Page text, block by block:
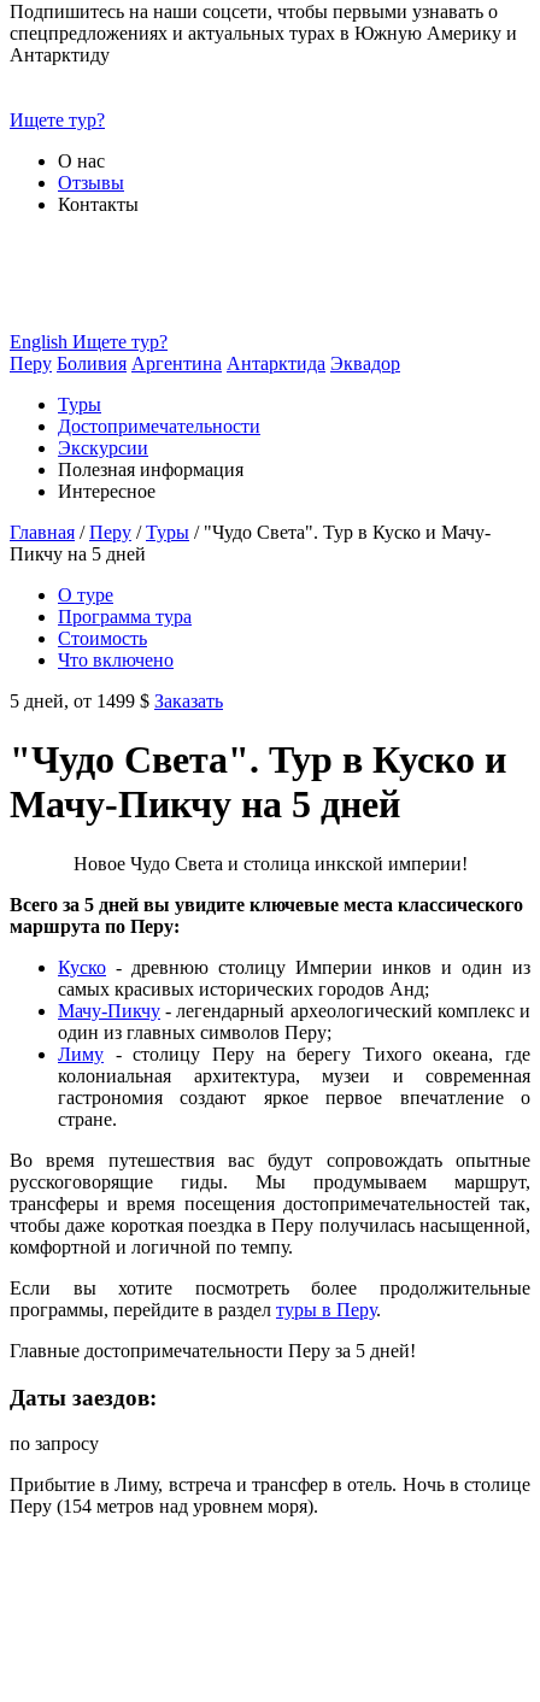
Подпишитесь на наши соцсети, чтобы первыми узнавать о
спецпредложениях и актуальных турах в Южную Америку и
Антарктиду
Ищете тур?
О нас
Отзывы
Контакты
English Ищете тур?
Перу Боливия Аргентина Антарктида Эквадор
Туры
Достопримечательности
Экскурсии
Полезная информация
Интересное
Главная /Перу /Туры / "Чудо Света". Тур в Куско и Мачу-
Пикчу на 5 дней
О туре
Программа тура
Стоимость
Что включено
5 дней, от 1499 $ Заказать
"Чудо Света". Тур в Куско и
Мачу-Пикчу на 5 дней
Новое Чудо Света и столица инкской империи!
Всего за 5 дней вы увидите ключевые места классического
маршрута по Перу:
Куско - древнюю столицу Империи инков и один из
самых красивых исторических городов Анд;
Мачу-Пикчу - легендарный археологический комплекс и
один из главных символов Перу;
Лиму - столицу Перу на берегу Тихого океана, где
колониальная архитектура, музеи и современная
гастрономия создают яркое первое впечатление о
стране.
Во время путешествия вас будут сопровождать опытные
русскоговорящие гиды. Мы продумываем маршрут,
трансферы и время посещения достопримечательностей так,
чтобы даже короткая поездка в Перу получилась насыщенной,
комфортной и логичной по темпу.
Если вы хотите посмотреть более продолжительные
программы, перейдите в раздел туры в Перу.
Главные достопримечательности Перу за 5 дней!
Даты заездов:
по запросу
Прибытие в Лиму, встреча и трансфер в отель. Ночь в столице
Перу (154 метров над уровнем моря).